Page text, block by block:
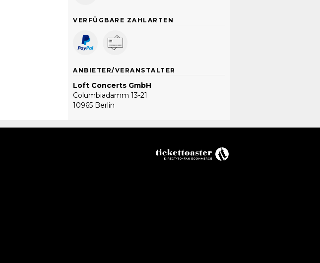
VERFÜGBARE ZAHLARTEN
ANBIETER/VERANSTALTER
Loft Concerts GmbH
Columbiadamm 13-21
10965 Berlin